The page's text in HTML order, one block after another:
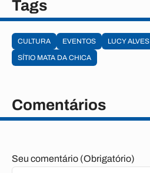
Tags
CULTURA EVENTOS LUCY ALVES
SÍTIO MATA DA CHICA
Comentários
Seu comentário (Obrigatório)